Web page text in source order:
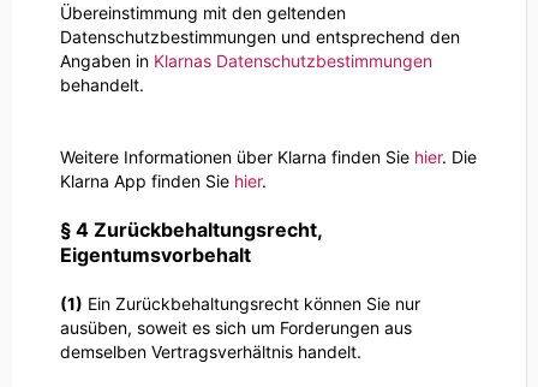
Übereinstimmung mit den geltenden
Datenschutzbestimmungen und entsprechend den
Angaben in Klarnas Datenschutzbestimmungen
behandelt.
Weitere Informationen über Klarna finden Sie hier. Die
Klarna App finden Sie hier.
§ 4 Zurückbehaltungsrecht,
Eigentumsvorbehalt
(1) Ein Zurückbehaltungsrecht können Sie nur
ausüben, soweit es sich um Forderungen aus
demselben Vertragsverhältnis handelt.